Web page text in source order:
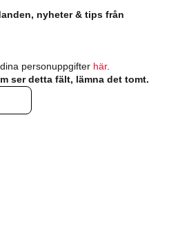
nyheter & tips från
personuppgifter här.
ser detta fält, lämna det tomt.